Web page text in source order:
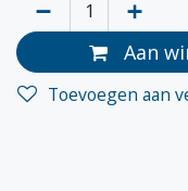
Aan
Toevoegen aan